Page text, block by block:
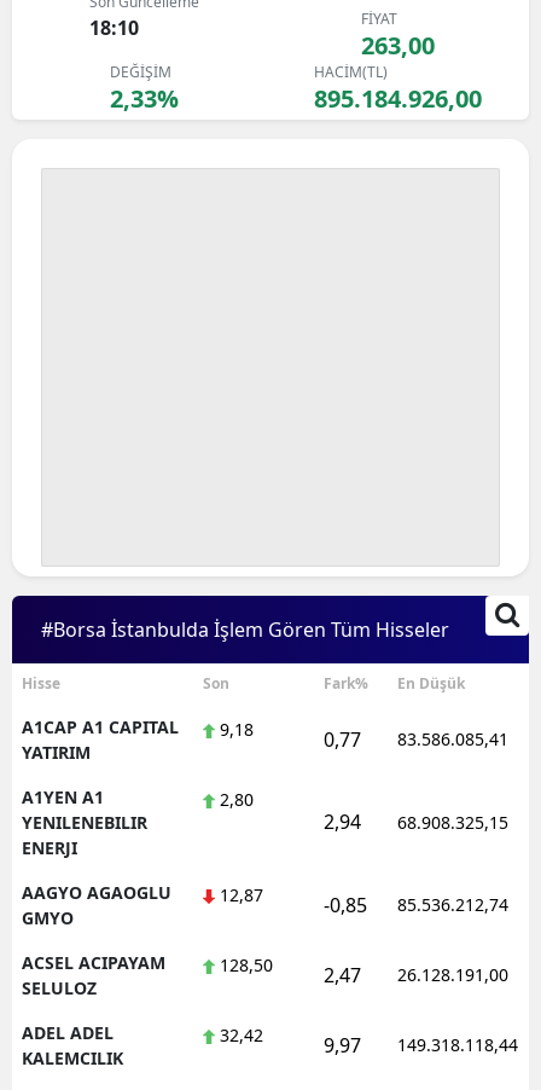
Bingöl
Bitlis
Bolu
Edirne
Elazığ
Erzincan
Gaziantep
Gümüşhane
Hakkari
18:10 FİYAT
263,00
DEĞİŞİM
2,33%
HACİM(TL)
895.184.926,00
#Borsa İstanbulda İşlem Gören Tüm Hisseler
Hisse Son Fark% En Düşük
A1CAP A1 CAPITAL
YATIRIM
9,18 0,77 83.586.085,41
A1YEN A1
YENILENEBILIR
ENERJI
2,80
2,94 68.908.325,15
AAGYO AGAOGLU
GMYO
12,87 -0,85 85.536.212,74
ACSEL ACIPAYAM
SELULOZ
128,50 2,47 26.128.191,00
ADEL ADEL
KALEMCILIK
32,42 9,97 149.318.118,44